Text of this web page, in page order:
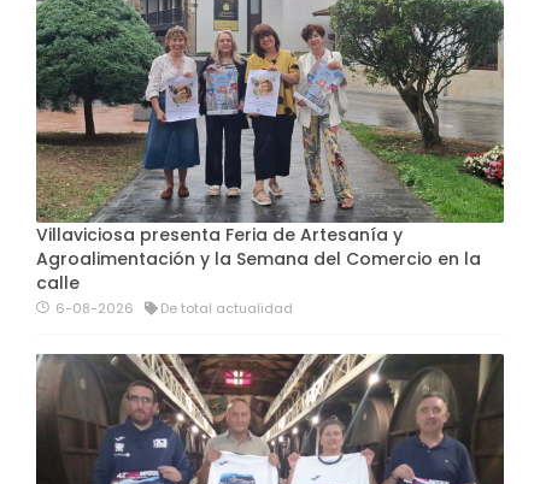
Villaviciosa presenta Feria de Artesanía y
Agroalimentación y la Semana del Comercio en la
calle
6-08-2026 De total actualidad